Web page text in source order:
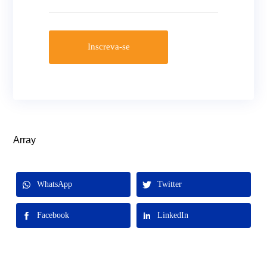
Inscreva-se
Array
WhatsApp Twitter
Facebook LinkedIn